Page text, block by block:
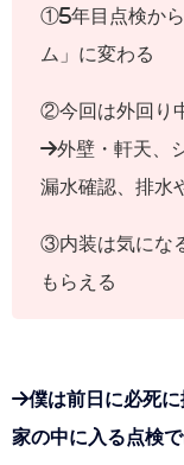
①5年目点検か
ム」に変わる
②今回は外回り
→外壁・軒天、
漏水確認、排水
③内装は気にな
もらえる
→僕は前日に必死に
家の中に入る点検